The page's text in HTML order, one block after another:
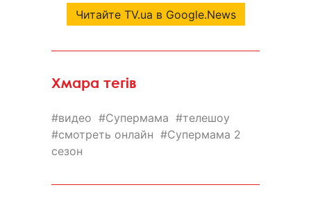
Читайте TV.ua в Google.News
Хмара тегів
видео Супермама
телешоу
смотреть онлайн
Супермама 2
сезон